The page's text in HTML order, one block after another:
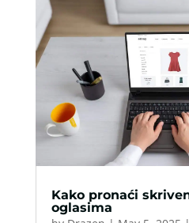
Kako pronaći
oglasima